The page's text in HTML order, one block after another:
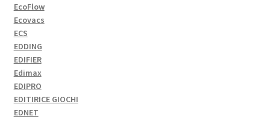
EcoFlow
Ecovacs
ECS
EDDING
EDIFIER
Edimax
EDIPRO
EDITIRICE GIOCHI
EDNET